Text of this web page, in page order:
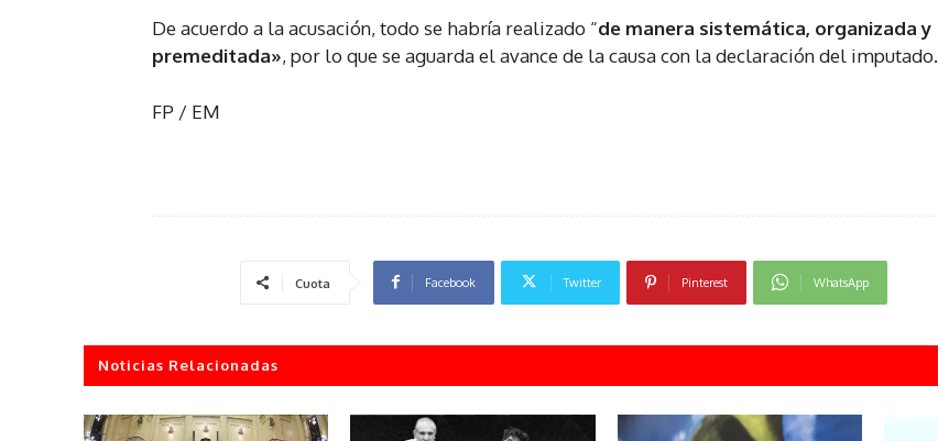
De acuerdo a la acusación, todo se habría realizado “de manera sistemática, organizada y
premeditada», por lo que se aguarda el avance de la causa con la declaración del imputado.
FP / EM
Cuota Facebook Twitter Pinterest WhatsApp
Noticias Relacionadas